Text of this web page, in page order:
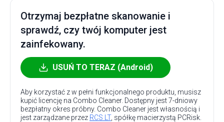
Otrzymaj bezpłatne skanowanie i
sprawdź, czy twój komputer jest
zainfekowany.
USUŃ TO TERAZ (Android)
Aby korzystać z w pełni funkcjonalnego produktu, musisz
kupić licencję na Combo Cleaner. Dostępny jest 7-dniowy
bezpłatny okres próbny. Combo Cleaner jest własnością i
jest zarządzane przez RCS LT, spółkę macierzystą PCRisk.